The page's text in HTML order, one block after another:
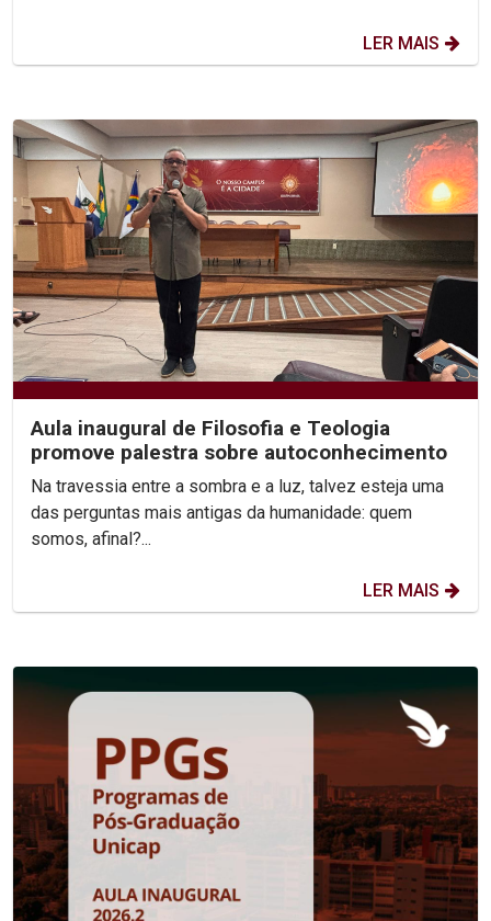
LER MAIS
Aula inaugural de Filosofia e Teologia
promove palestra sobre autoconhecimento
Na travessia entre a sombra e a luz, talvez esteja uma
das perguntas mais antigas da humanidade: quem
somos, afinal?...
LER MAIS